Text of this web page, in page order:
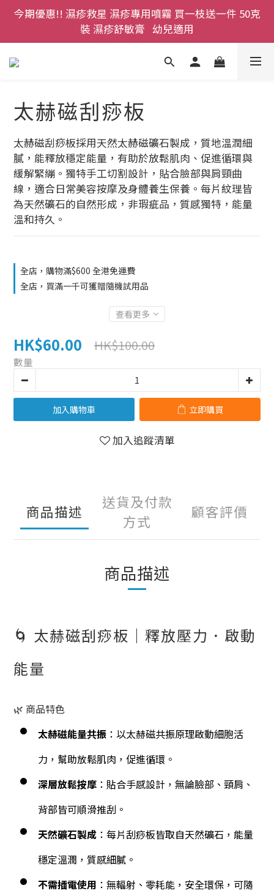
登記成為網店會員，即送$50購物金即刻用!!
首次購買 啤酒花咖啡因洗髮液 享8折優惠 不限購買量
今期優惠!! 濕疹救星 濕疹專用噴霧 買一枝送一件 50克
裝 濕疹舒敏膏   幼兒適用
首次購買 啤酒花咖啡因洗髮液 享8折優惠 不限購買量
太赫磁刮痧板
太赫磁刮痧板採用天然太赫磁礦石製成，質地溫潤細
膩，能釋放穩定能量，有助於放鬆肌肉、促進循環與
緩解緊繃。獨特手工切割設計，貼合臉部與肩頸曲
線，適合日常美容按摩及身體養生保養。每片紋理皆
為天然礦石的自然形成，非瑕疵品，質感獨特，能量
溫和持久。
全店，購物滿$600 全港免運費
全店，買滿一千可獲贈隨機試用品
查看更多
HK$60.00 HK$100.00
數量
加入購物車 立即購買
加入追蹤清單
商品描述
送貨及付款
方式
顧客評價
商品描述
🌀 太赫磁刮痧板｜釋放壓力．啟動
能量
🌿 商品特色
太赫磁能量共振 ：以太赫磁共振原理啟動細胞活
力，幫助放鬆肌肉，促進循環。
深層放鬆按摩 ：貼合手感設計，無論臉部、頸肩、
背部皆可順滑推刮。
天然礦石製成 ：每片刮痧板皆取自天然礦石，能量
穩定溫潤，質感細膩。
不需插電使用 ：無輻射、零耗能，安全環保，可隨